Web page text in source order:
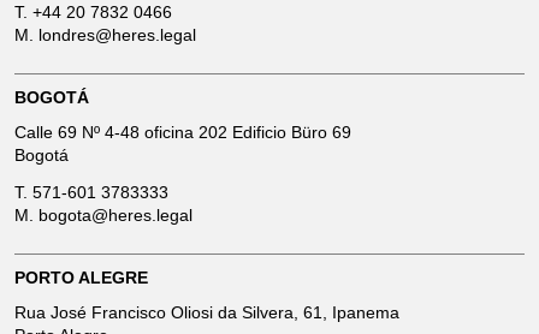
T. +44 20 7832 0466
M. londres@heres.legal
BOGOTÁ
Calle 69 Nº 4-48 oficina 202 Edificio Büro 69
Bogotá
T. 571-601 3783333
M. bogota@heres.legal
PORTO ALEGRE
Rua José Francisco Oliosi da Silvera, 61, Ipanema